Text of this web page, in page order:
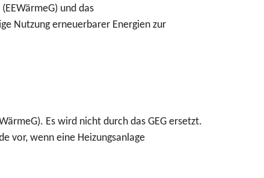
und das
Nutzung erneuerbarer Energien zur
Es wird nicht durch das GEG ersetzt.
vor, wenn eine Heizungsanlage